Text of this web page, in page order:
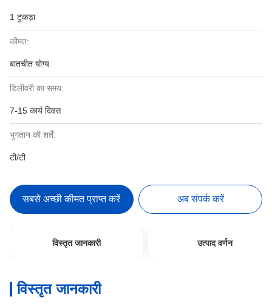
1 टुकड़ा
कीमत:
बातचीत योग्य
डिलीवरी का समय:
7-15 कार्य दिवस
भुगतान की शर्तें:
टी/टी
सबसे अच्छी कीमत प्राप्त करें अब संपर्क करें
विस्तृत जानकारी उत्पाद वर्णन
विस्तृत जानकारी